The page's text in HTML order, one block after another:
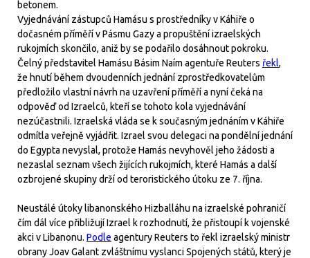
betonem.
Vyjednávání zástupců Hamásu s prostředníky v Káhiře o
dočasném příměří v Pásmu Gazy a propuštění izraelských
rukojmích skončilo, aniž by se podařilo dosáhnout pokroku.
Čelný představitel Hamásu Básim Naím agentuře Reuters řekl,
že hnutí během dvoudenních jednání zprostředkovatelům
předložilo vlastní návrh na uzavření příměří a nyní čeká na
odpověď od Izraelců, kteří se tohoto kola vyjednávání
nezúčastnili. Izraelská vláda se k současným jednáním v Káhiře
odmítla veřejně vyjádřit. Izrael svou delegaci na pondělní jednání
do Egypta nevyslal, protože Hamás nevyhověl jeho žádosti a
nezaslal seznam všech žijících rukojmích, které Hamás a další
ozbrojené skupiny drží od teroristického útoku ze 7. října.
Neustálé útoky libanonského Hizballáhu na izraelské pohraničí
čím dál více přibližují Izrael k rozhodnutí, že přistoupí k vojenské
akci v Libanonu. Podle agentury Reuters to řekl izraelský ministr
obrany Joav Galant zvláštnímu vyslanci Spojených států, který je